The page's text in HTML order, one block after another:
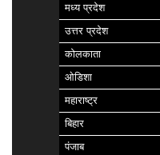
मध्य प्रदेश
उत्तर प्रदेश
कोलकाता
ओडिशा
महाराष्ट्र
बिहार
पंजाब